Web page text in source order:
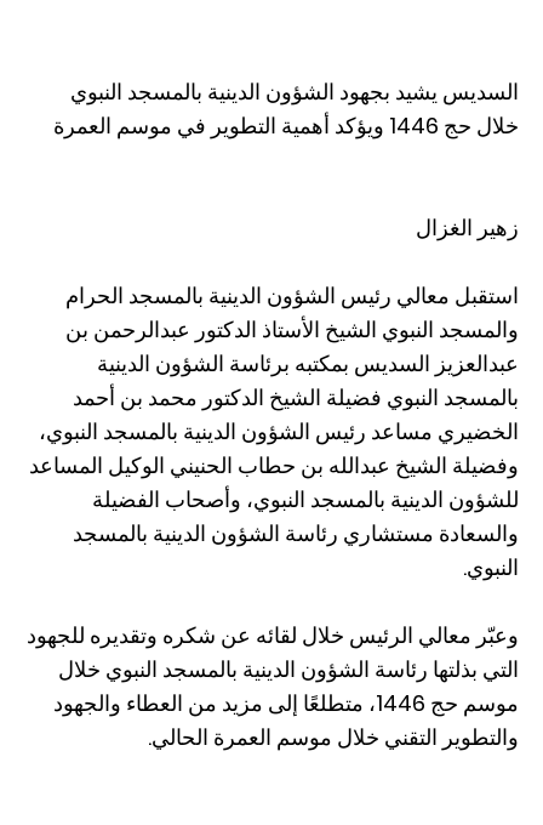
السديس يشيد بجهود الشؤون الدينية بالمسجد النبوي
خلال حج 1446 ويؤكد أهمية التطوير في موسم العمرة
زهير الغزال
استقبل معالي رئيس الشؤون الدينية بالمسجد الحرام
والمسجد النبوي الشيخ الأستاذ الدكتور عبدالرحمن بن
عبدالعزيز السديس بمكتبه برئاسة الشؤون الدينية
بالمسجد النبوي فضيلة الشيخ الدكتور محمد بن أحمد
الخضيري مساعد رئيس الشؤون الدينية بالمسجد النبوي،
وفضيلة الشيخ عبدالله بن حطاب الحنيني الوكيل المساعد
للشؤون الدينية بالمسجد النبوي، وأصحاب الفضيلة
والسعادة مستشاري رئاسة الشؤون الدينية بالمسجد
النبوي.
وعبّر معالي الرئيس خلال لقائه عن شكره وتقديره للجهود
التي بذلتها رئاسة الشؤون الدينية بالمسجد النبوي خلال
موسم حج 1446، متطلعًا إلى مزيد من العطاء والجهود
والتطوير التقني خلال موسم العمرة الحالي.